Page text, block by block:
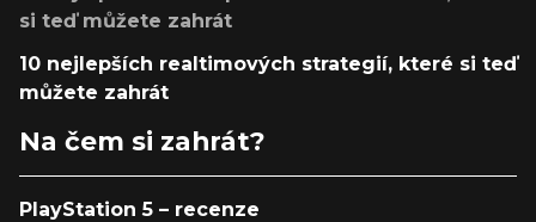
si teď můžete zahrát
10 nejlepších realtimových strategií, které si teď
můžete zahrát
Na čem si zahrát?
PlayStation 5 – recenze